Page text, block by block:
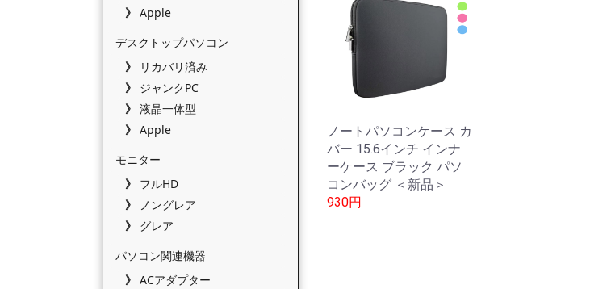
Apple
デスクトップパソコン
リカバリ済み
ジャンクPC
液晶一体型
Apple
モニター
フルHD
ノングレア
グレア
パソコン関連機器
ACアダプター
ノートパソコンケース カ
バー 15.6インチ インナ
ーケース ブラック パソ
コンバッグ ＜新品＞
930円